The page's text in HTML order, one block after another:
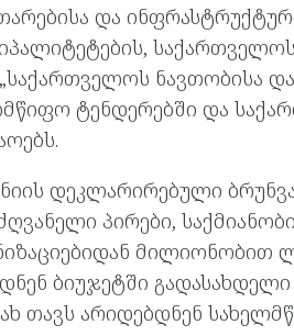
და
ნავთობისა
ტენდერებში და
დეკლარირებული
პირები,
მილიონობით
ბიუჯეტში
თავს არიდებდნენ